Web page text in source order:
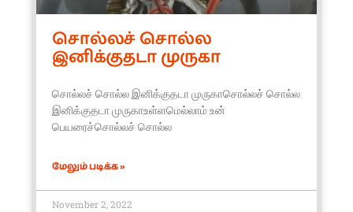
சொல்லச் சொல்ல
இனிக்குதடா முருகா
சொல்லச் சொல்ல இனிக்குதடா முருகாசொல்லச் சொல்ல
இனிக்குதடா முருகாஉள்ளமெல்லாம் உன்
பெயரைச்சொல்லச் சொல்ல
மேலும் படிக்க »
November 2, 2022